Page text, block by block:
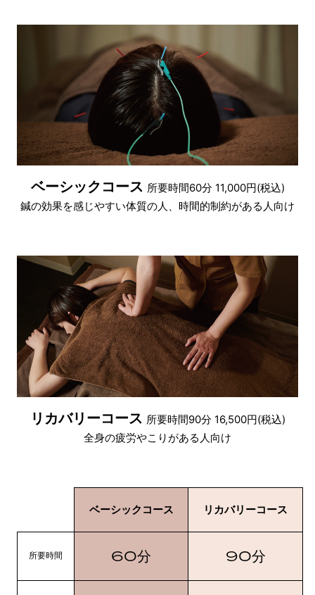
ベーシックコース 所要時間60分 11,000円(税込)
鍼の効果を感じやすい体質の人、時間的制約がある人向け
リカバリーコース 所要時間90分 16,500円(税込)
全身の疲労やこりがある人向け
ベーシックコース リカバリーコース
所要時間 60分 90分